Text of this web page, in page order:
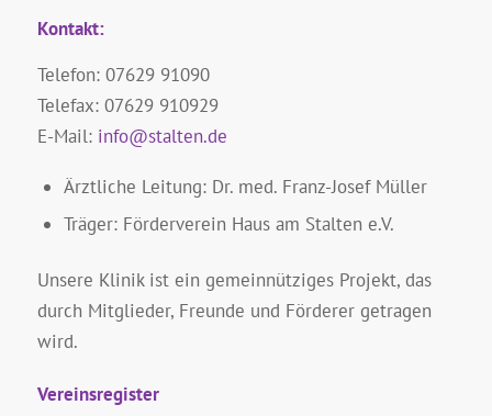
Kontakt:
Telefon: 07629 91090
Telefax: 07629 910929
E-Mail: info@stalten.de
Ärztliche Leitung: Dr. med. Franz-Josef Müller
Träger: Förderverein Haus am Stalten e.V.
Unsere Klinik ist ein gemeinnütziges Projekt, das
durch Mitglieder, Freunde und Förderer getragen
wird.
Vereinsregister